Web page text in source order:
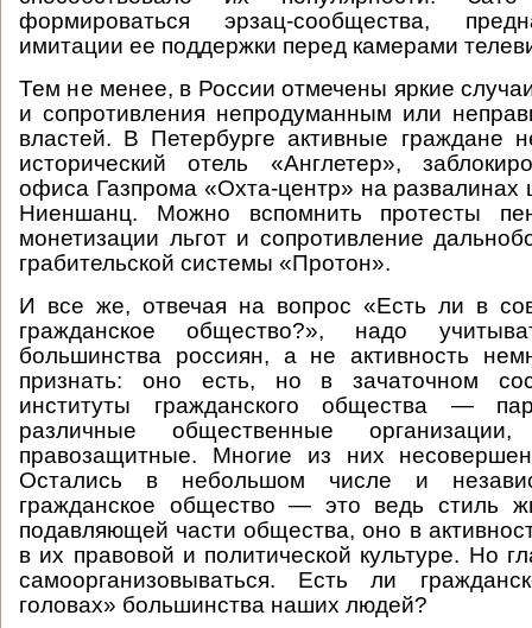
формироваться эрзац-сообщества,
имитации ее поддержки перед камерами
Тем не менее, в России отмечены яркие
и сопротивления непродуманным или
властей. В Петербурге активные граждане
исторический отель «Англетер»,
офиса Газпрома «Охта-центр» на развалинах
Ниеншанц. Можно вспомнить протесты
монетизации льгот и сопротивление
грабительской системы «Протон».
И все же, отвечая на вопрос «Есть ли в
гражданское общество?», надо
большинства россиян, а не активность
признать: оно есть, но в зачаточном
институты гражданского общества —
различные общественные
правозащитные. Многие из них
Остались в небольшом числе и
гражданское общество — это ведь стиль
подавляющей части общества, оно в
в их правовой и политической культуре. Но
самоорганизовываться. Есть ли
головах» большинства наших людей?